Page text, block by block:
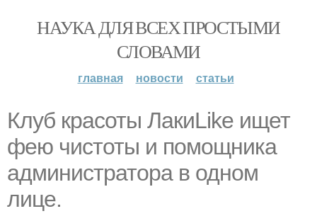
НАУКА ДЛЯ ВСЕХ ПРОСТЫМИ
СЛОВАМИ
главная новости статьи
Клуб красоты ЛакиLike ищет
фею чистоты и помощника
администратора в одном
лице.